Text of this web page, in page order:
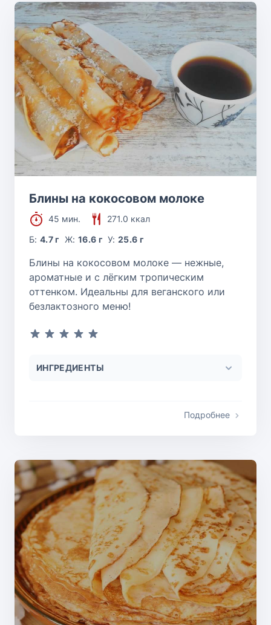
Блины на кокосовом молоке
45 мин.
271.0 ккал
Б:4.7 г Ж: 16.6 г У:25.6 г
Блины на кокосовом молоке — нежные,
ароматные и с лёгким тропическим
оттенком. Идеальны для веганского или
безлактозного меню!
ИНГРЕДИЕНТЫ
Подробнее